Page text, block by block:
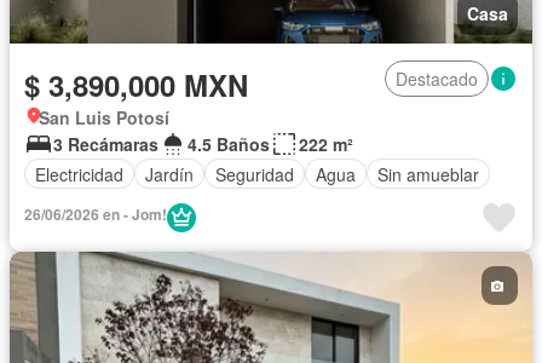
Casa
$ 3,890,000 MXN
Destacado
San Luis Potosí
3 Recámaras
4.5 Baños
222 m²
Electricidad
Jardín Seguridad Agua Sin amueblar
26/06/2026 en - Jom!